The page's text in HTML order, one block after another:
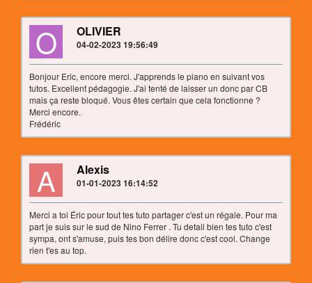
O OLIVIER
04-02-2023 19:56:49
Bonjour Eric, encore merci. J'apprends le piano en suivant vos
tutos. Excellent pédagogie. J'ai tenté de laisser un donc par CB
mais ça reste bloqué. Vous êtes certain que cela fonctionne ?
Merci encore.
Frédéric
A Alexis
01-01-2023 16:14:52
Merci a toi Éric pour tout tes tuto partager c'est un régale. Pour ma
part je suis sur le sud de Nino Ferrer . Tu detail bien tes tuto c'est
sympa, ont s'amuse, puis tes bon délire donc c'est cool. Change
rien t'es au top.